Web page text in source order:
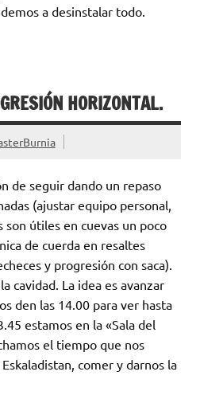
a desinstalar todo.
HORIZONTAL.
de seguir dando un repaso
(ajustar equipo personal,
útiles en cuevas un poco
de cuerda en resaltes
y progresión con saca).
cavidad. La idea es avanzar
den las 14.00 para ver hasta
estamos en la «Sala del
el tiempo que nos
comer y darnos la